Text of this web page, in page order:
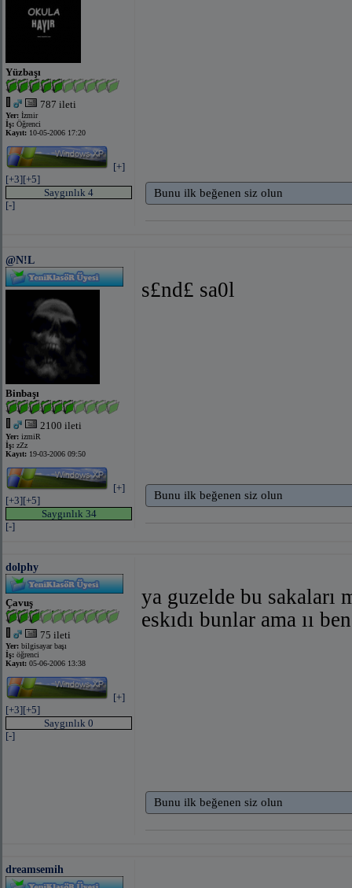
Yüzbaşı
787 ileti
Yer: İzmir
İş: Öğrenci
Kayıt: 10-05-2006 17:20
[+]
[+3][+5]
Saygınlık 4
[-]
Bunu ilk beğenen siz olun
@N!L
Binbaşı
2100 ileti
Yer: izmiR
İş: zZz
Kayıt: 19-03-2006 09:50
[+]
[+3][+5]
Saygınlık 34
[-]
s£nd£ sa0l
Bunu ilk beğenen siz olun
dolphy
Çavuş
75 ileti
Yer: bilgisayar başı
İş: öğrenci
Kayıt: 05-06-2006 13:38
[+]
[+3][+5]
Saygınlık 0
[-]
ya guzelde bu sakaları
eskıdı bunlar ama ıı
Bunu ilk beğenen siz olun
dreamsemih